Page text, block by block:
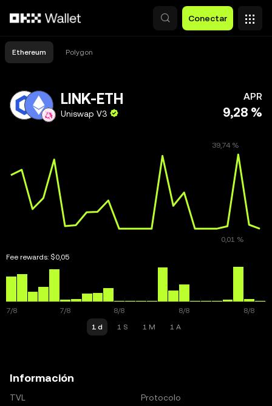
Conectar
Ethereum Polygon
LINK-ETH
Uniswap V3
APR
9,28 %
Fee rewards: $0,05
1 d 1 S 1 M 1 A
Información
TVL Protocolo